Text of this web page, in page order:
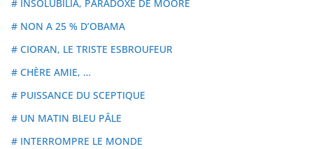
# INSOLUBILIA, PARADOXE DE MOORE
# NON A 25 % D’OBAMA
# CIORAN, LE TRISTE ESBROUFEUR
# CHÈRE AMIE, …
# PUISSANCE DU SCEPTIQUE
# UN MATIN BLEU PÂLE
# INTERROMPRE LE MONDE